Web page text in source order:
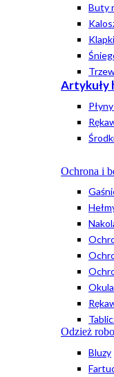
Buty
Artykuły
Ochrona i
Odzież
Bluzy